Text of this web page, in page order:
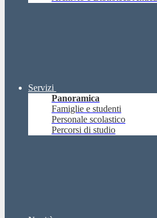
Servizi
Panoramica
Famiglie e studenti
Personale scolastico
Percorsi di studio